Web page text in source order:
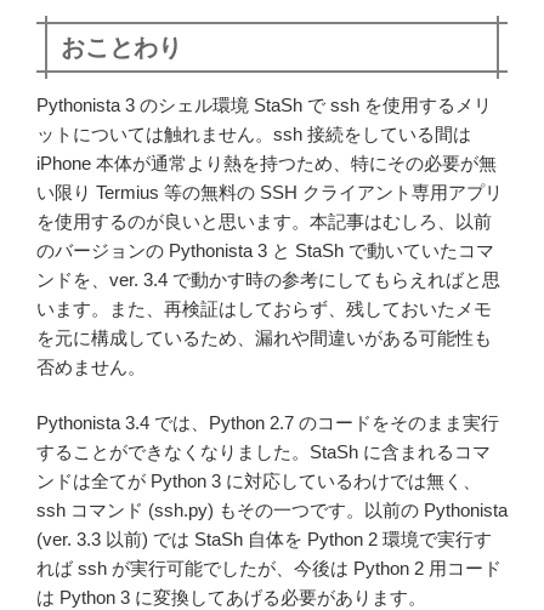
おことわり
Pythonista 3 のシェル環境 StaSh で ssh を使用するメリ
ットについては触れません。ssh 接続をしている間は
iPhone 本体が通常より熱を持つため、特にその必要が無
い限り Termius 等の無料の SSH クライアント専用アプリ
を使用するのが良いと思います。本記事はむしろ、以前
のバージョンの Pythonista 3 と StaSh で動いていたコマ
ンドを、ver. 3.4 で動かす時の参考にしてもらえればと思
います。また、再検証はしておらず、残しておいたメモ
を元に構成しているため、漏れや間違いがある可能性も
否めません。
Pythonista 3.4 では、Python 2.7 のコードをそのまま実行
することができなくなりました。StaSh に含まれるコマ
ンドは全てが Python 3 に対応しているわけでは無く、
ssh コマンド (ssh.py) もその一つです。以前の Pythonista
(ver. 3.3 以前) では StaSh 自体を Python 2 環境で実行す
れば ssh が実行可能でしたが、今後は Python 2 用コード
は Python 3 に変換してあげる必要があります。